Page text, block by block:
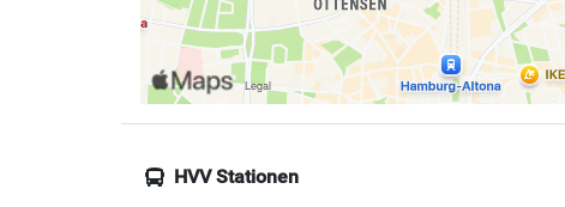
HVV Stationen